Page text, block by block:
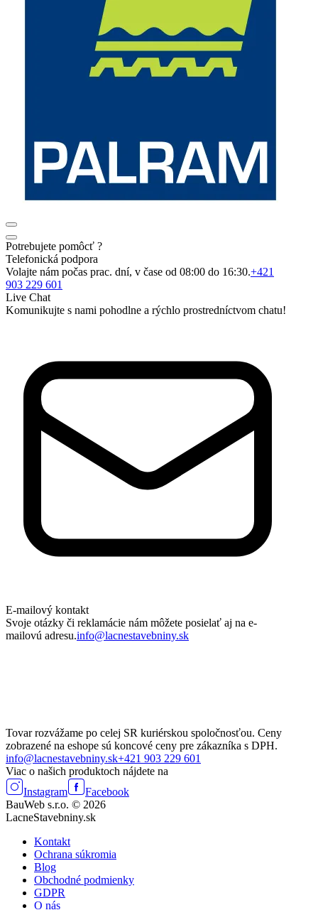
Potrebujete pomôcť ?
Telefonická podpora
Volajte nám počas prac. dní, v čase od 08:00 do 16:30.+421
903 229 601
Live Chat
Komunikujte s nami pohodlne a rýchlo prostredníctvom chatu!
E-mailový kontakt
Svoje otázky či reklamácie nám môžete posielať aj na e-
mailovú adresu.info@lacnestavebniny.sk
Tovar rozvážame po celej SR kuriérskou spoločnosťou. Ceny
zobrazené na eshope sú koncové ceny pre zákazníka s DPH.
info@lacnestavebniny.sk+421 903 229 601
Viac o našich produktoch nájdete na
Instagram
Facebook
BauWeb s.r.o. © 2026
LacneStavebniny.sk
Kontakt
Ochrana súkromia
Blog
Obchodné podmienky
GDPR
O nás